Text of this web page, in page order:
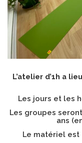
L’atelier d’1h a
Les jours et les
Les groupes
ans
Le matériel est